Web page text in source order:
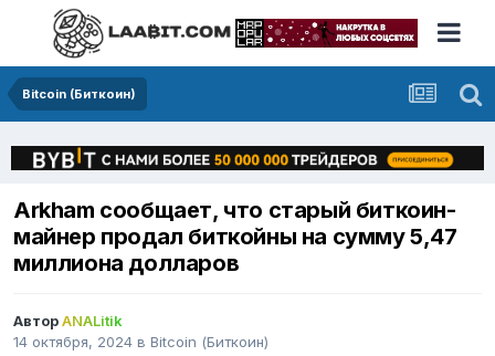
Bitcoin (Биткоин)
Arkham сообщает, что старый биткоин-
майнер продал биткойны на сумму 5,47
миллиона долларов
АвторANALitik
14 октября, 2024 в Bitcoin (Биткоин)